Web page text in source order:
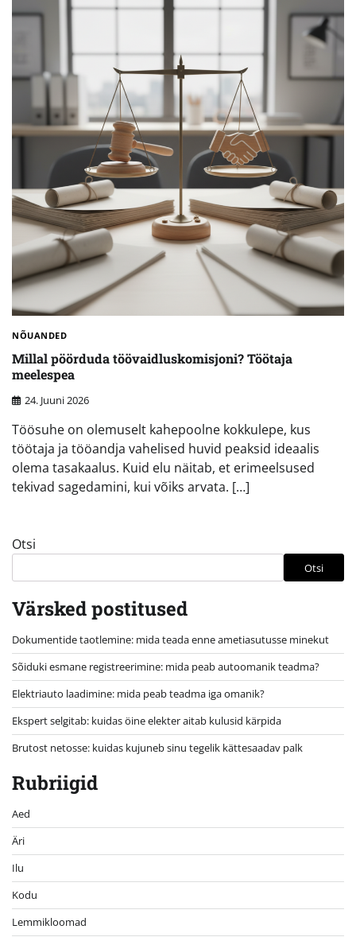
NÕUANDED
Millal pöörduda töövaidluskomisjoni? Töötaja
meelespea
24. Juuni 2026
Töösuhe on olemuselt kahepoolne kokkulepe, kus
töötaja ja tööandja vahelised huvid peaksid ideaalis
olema tasakaalus. Kuid elu näitab, et erimeelsused
tekivad sagedamini, kui võiks arvata. […]
Otsi
Otsi
Värsked postitused
Dokumentide taotlemine: mida teada enne ametiasutusse minekut
Sõiduki esmane registreerimine: mida peab autoomanik teadma?
Elektriauto laadimine: mida peab teadma iga omanik?
Ekspert selgitab: kuidas öine elekter aitab kulusid kärpida
Brutost netosse: kuidas kujuneb sinu tegelik kättesaadav palk
Rubriigid
Aed
Äri
Ilu
Kodu
Lemmikloomad